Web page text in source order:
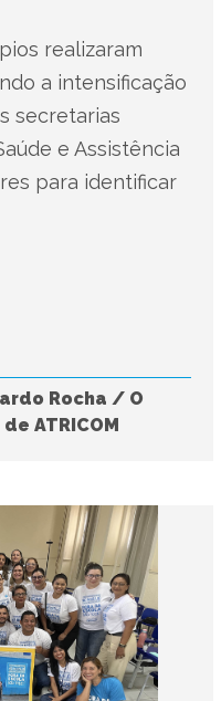
realizaram
a intensificação
secretarias
e Assistência
para identificar
Rocha / O
ATRICOM